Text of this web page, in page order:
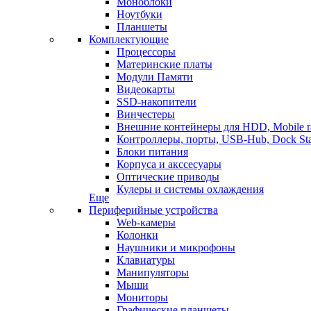
Ноутбуки
Планшеты
Комплектующие
Процессоры
Материнские платы
Модули Памяти
Видеокарты
SSD-накопители
Винчестеры
Внешние контейнеры для HDD, Mobile
Контроллеры, порты, USB-Hub, Dock
Блоки питания
Корпуса и акссесуары
Оптические приводы
Кулеры и системы охлаждения
Еще
Периферийные устройства
Web-камеры
Колонки
Наушники и микрофоны
Клавиатуры
Манипуляторы
Мыши
Мониторы